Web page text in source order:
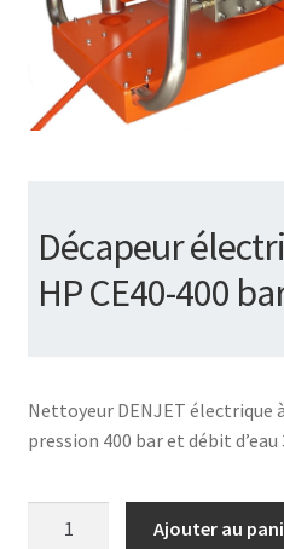
Décapeur
HP CE40-400
Nettoyeur DENJET électrique
pression 400 bar et débit
Ajouter au